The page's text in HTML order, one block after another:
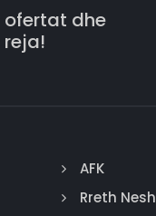
ofertat dhe
AFK
Rreth Nesh